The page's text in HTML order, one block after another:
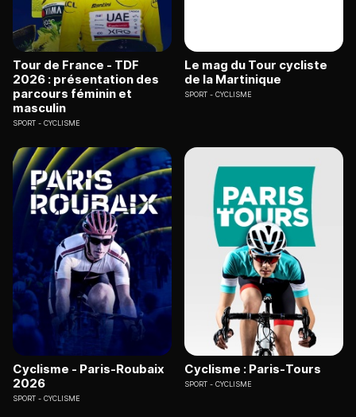
Tour de France - TDF
2026 : présentation des
parcours féminin et
masculin
SPORT CYCLISME
Le mag du Tour cycliste
de la Martinique
SPORT CYCLISME
Cyclisme - Paris-Roubaix
2026
SPORT CYCLISME
Cyclisme : Paris-Tours
SPORT CYCLISME